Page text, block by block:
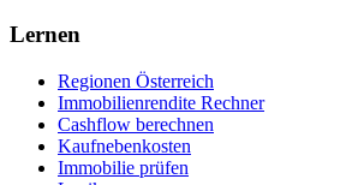
Lernen
Regionen Österreich
Immobilienrendite Rechner
Cashflow berechnen
Kaufnebenkosten
Immobilie prüfen